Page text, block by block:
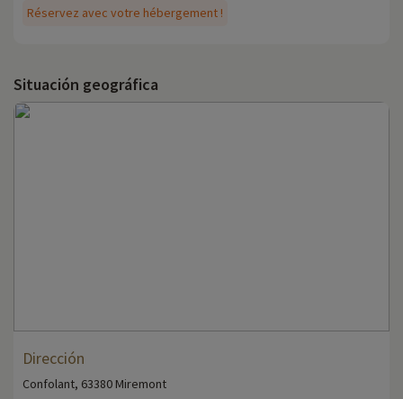
Réservez avec votre hébergement !
Situación geográfica
Dirección
Confolant, 63380 Miremont